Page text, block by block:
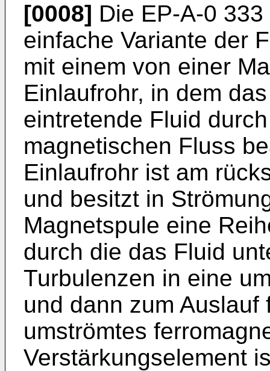
[0008] Die EP-A-0
einfache Variante der
mit einem von einer
Einlaufrohr, in dem
eintretende Fluid
magnetischen Fluss
Einlaufrohr ist am
und besitzt in
Magnetspule eine
durch die das Fluid
Turbulenzen in eine
und dann zum
umströmtes
Verstärkungselement